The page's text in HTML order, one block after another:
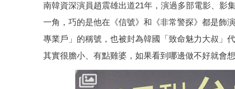
南韓資深演員趙震雄出道21年，演過多部電影、影
一角，巧的是他在《信號》和《非常警探》都是飾演
專業戶」的稱號，也被封為韓國「致命魅力大叔」
其實很膽小、有點雞婆，如果看到哪邊做不好就會